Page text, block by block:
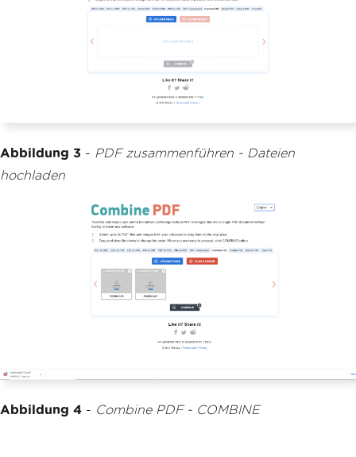
Abbildung 3 - PDF zusammenführen - Dateien
hochladen
Abbildung 4 - Combine PDF - COMBINE